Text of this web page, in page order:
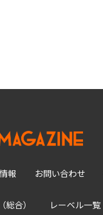
報 お問い合わせ
合） レーベル一覧